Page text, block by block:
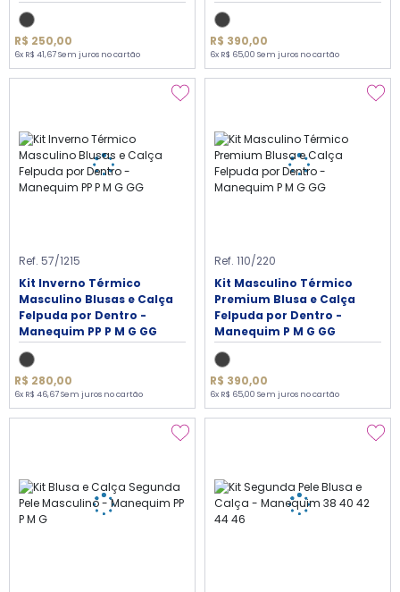
R$ 250,00
6x R$ 41,67 Sem juros no cartão
R$ 390,00
6x R$ 65,00 Sem juros no cartão
Ref. 57/1215
Kit Inverno Térmico
Masculino Blusas e Calça
Felpuda por Dentro -
Manequim PP P M G GG
R$ 280,00
6x R$ 46,67 Sem juros no cartão
Ref. 110/220
Kit Masculino Térmico
Premium Blusa e Calça
Felpuda por Dentro -
Manequim P M G GG
R$ 390,00
6x R$ 65,00 Sem juros no cartão